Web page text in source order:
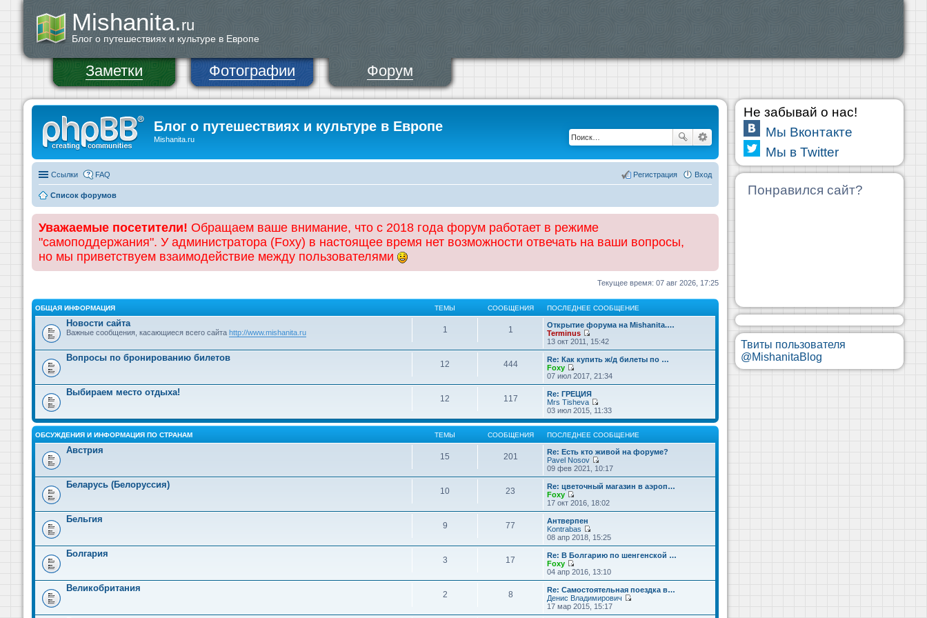
Mishanita.ru
Блог о путешествиях и культуре в Европе
Заметки Фотографии Форум
Блог о путешествиях и культуре в Европе
Mishanita.ru
Ссылки FAQ Вход
Регистрация
Список форумов
Уважаемые посетители! Обращаем ваше внимание, что с 2018 года форум работает в режиме
"самоподдержания". У администратора (Foxy) в настоящее время нет возможности отвечать на ваши вопросы,
но мы приветствуем взаимодействие между пользователями
Текущее время: 07 авг 2026, 17:25
ОБЩАЯ ИНФОРМАЦИЯ ТЕМЫ СООБЩЕНИЯ ПОСЛЕДНЕЕ СООБЩЕНИЕ
Новости сайта
Важные сообщения, касающиеся всего сайта http://www.mishanita.ru 1 1
Открытие форума на Mishanita.…
Terminus
П
е
р
е
й
т
и
к
п
о
с
л
е
н
е
м
у
с
о
б
н
и
ю
13 окт 2011, 15:42
Вопросы по бронированию билетов
12 444
Re: Как купить ж/д билеты по …
Foxy
П
е
р
е
й
т
и
к
п
о
с
л
е
н
е
м
у
с
о
о
б
щ
н
и
ю
07 июл 2017, 21:34
Выбираем место отдыха!
12 117
Re: ГРЕЦИЯ
Mrs Tisheva
П
е
р
е
й
т
к
п
о
с
л
е
е
м
с
о
б
щ
е
н
и
03 июл 2015, 11:33
ОБСУЖДЕНИЯ И ИНФОРМАЦИЯ ПО СТРАНАМ ТЕМЫ СООБЩЕНИЯ ПОСЛЕДНЕЕ СООБЩЕНИЕ
Австрия
15 201
Re: Есть кто живой на форуме?
Pavel Nosov
П
е
р
е
й
т
п
о
л
д
н
е
м
у
с
09 фев 2021, 10:17
Беларусь (Белоруссия)
10 23
Re: цветочный магазин в аэроп…
Foxy
П
е
р
е
й
т
к
п
о
л
е
д
17 окт 2016, 18:02
Бельгия
9 77
Антверпен
Kontrabas
П
е
р
е
й
т
к
п
о
08 апр 2018, 15:25
Болгария
3 17
Re: В Болгарию по шенгенской …
Foxy
П
е
р
е
й
т
04 апр 2016, 13:10
Великобритания
2 8
Re: Самостоятельная поездка в…
Денис Владимирович
е
17 мар 2015, 15:17
Не забывай о нас!
Мы Вконтакте
Мы в Twitter
Понравился сайт?
Твиты пользователя
@MishanitaBlog